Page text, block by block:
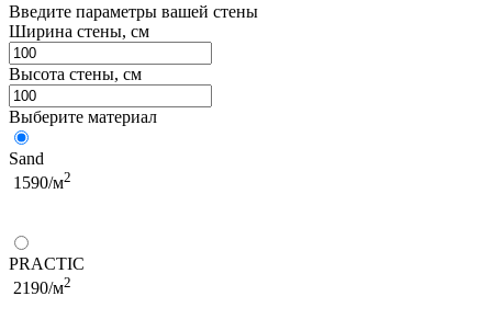
Введите параметры вашей стены
Ширина стены, см
Высота стены, см
Выберите материал
Sand
1590/м2
PRACTIC
2190/м2